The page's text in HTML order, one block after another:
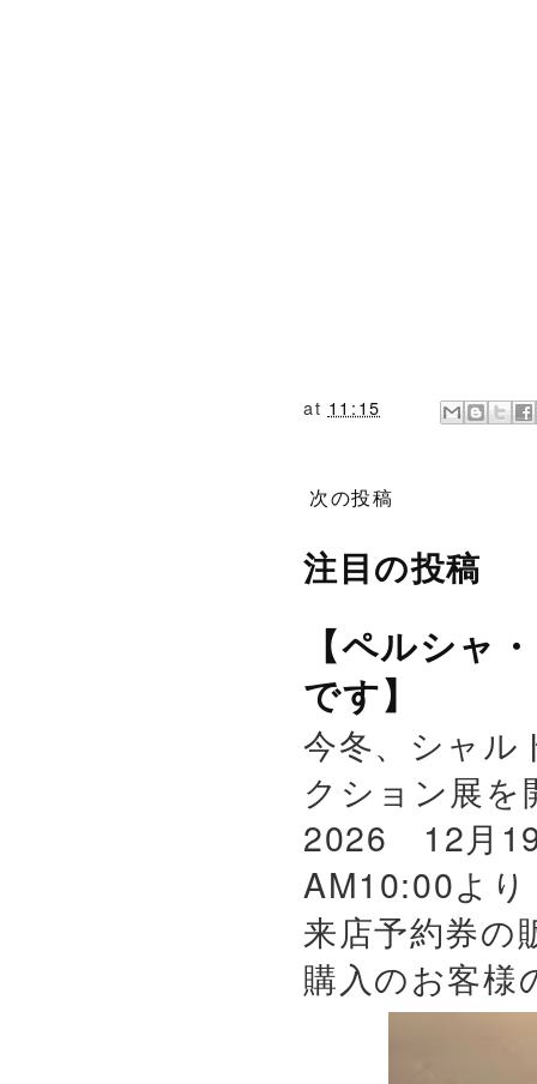
at 11:15
次の投稿
注目の投稿
【ペルシャ
です】
今冬、シャル
クション展
2026 12月19
AM10:00よ
来店予約券の
購入のお客様